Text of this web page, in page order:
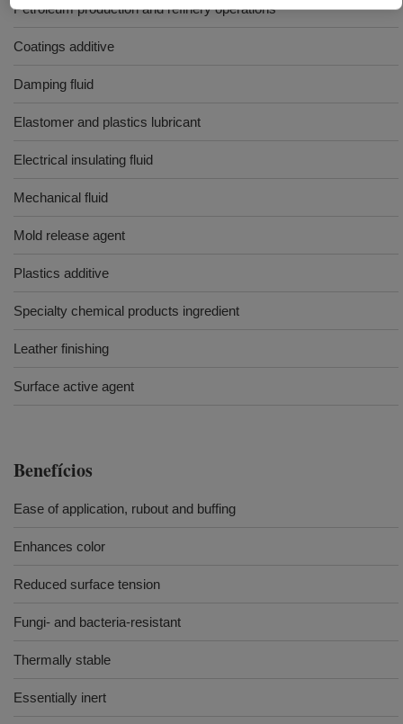
Petroleum production and refinery operations
Coatings additive
Damping fluid
Elastomer and plastics lubricant
Electrical insulating fluid
Mechanical fluid
Mold release agent
Plastics additive
Specialty chemical products ingredient
Leather finishing
Surface active agent
Benefícios
Ease of application, rubout and buffing
Enhances color
Reduced surface tension
Fungi- and bacteria-resistant
Thermally stable
Essentially inert